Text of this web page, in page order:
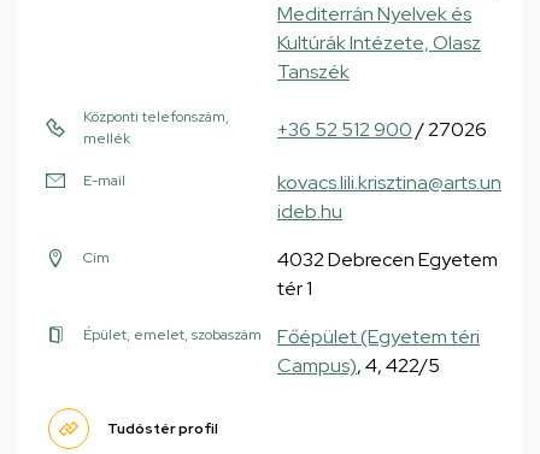
Mediterrán Nyelvek és
Kultúrák Intézete, Olasz
Tanszék
Központi telefonszám,
mellék
+36 52 512 900/ 27026
E-mail
kovacs.lili.krisztina@arts.un
ideb.hu
Cím
4032 Debrecen Egyetem
tér 1
Épület, emelet, szobaszám
Főépület (Egyetem téri
Campus), 4, 422/5
Tudóstér profil